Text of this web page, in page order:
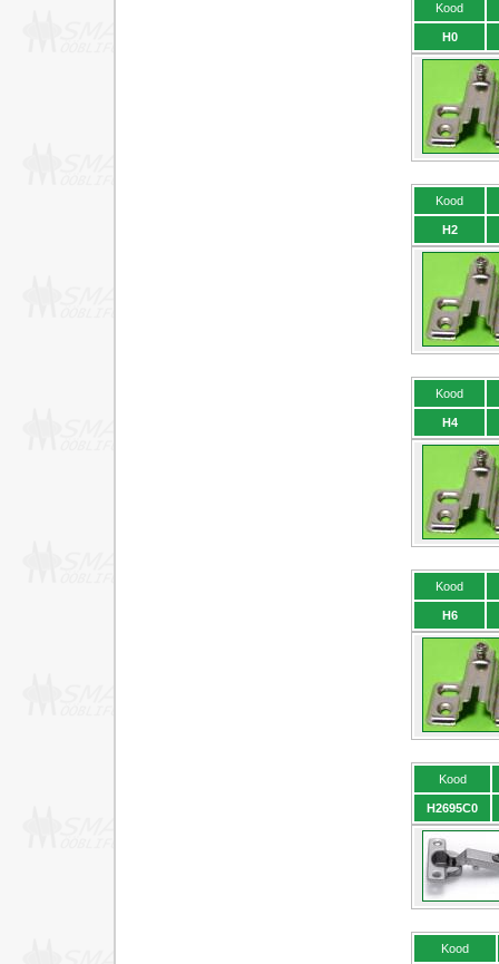
Kood
H0
Kood
H2
Kood
H4
Kood
H6
Kood
H2695C0
Kood